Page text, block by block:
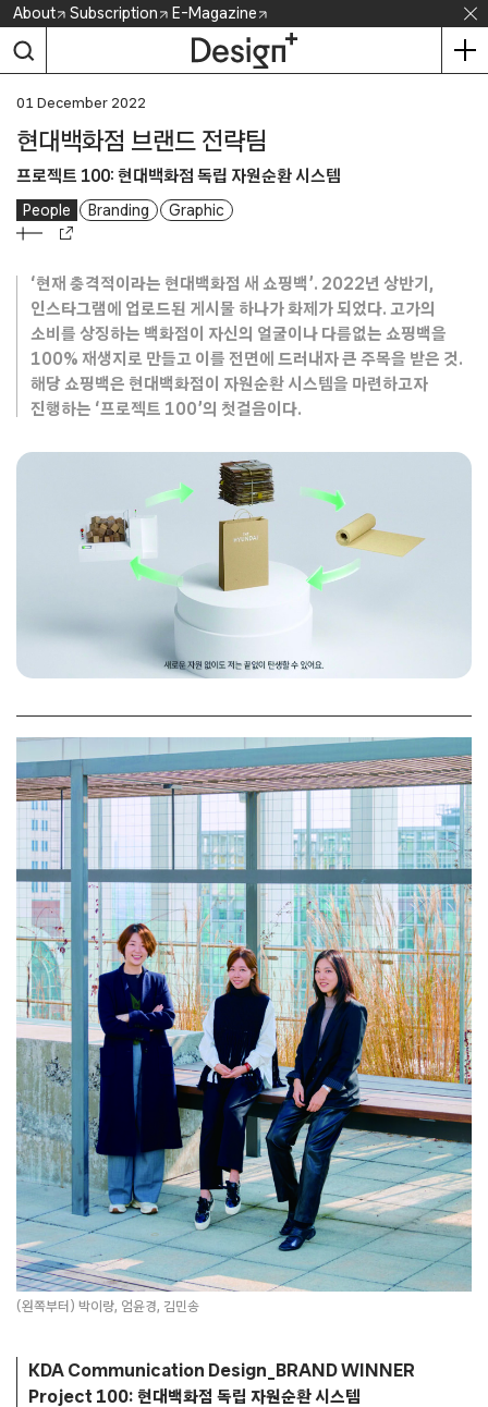
Skip
content
About Subscription E-Magazine
01 December 2022
현대백화점 브랜드 전략팀
프로젝트 100: 현대백화점 독립 자원순환 시스템
People Branding Graphic
‘현재 충격적이라는 현대백화점 새 쇼핑백’. 2022년 상반기,
인스타그램에 업로드된 게시물 하나가 화제가 되었다. 고가의
소비를 상징하는 백화점이 자신의 얼굴이나 다름없는 쇼핑백을
100% 재생지로 만들고 이를 전면에 드러내자 큰 주목을 받은 것.
해당 쇼핑백은 현대백화점이 자원순환 시스템을 마련하고자
진행하는 ‘프로젝트 100’의 첫걸음이다.
(왼쪽부터) 박이랑, 엄윤경, 김민송
KDA Communication Design_BRAND WINNER
Project 100: 현대백화점 독립 자원순환 시스템